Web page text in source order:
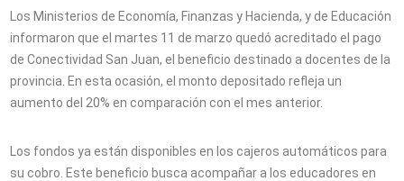
Los Ministerios de Economía, Finanzas y Hacienda, y de Educación
informaron que el martes 11 de marzo quedó acreditado el pago
de Conectividad San Juan, el beneficio destinado a docentes de la
provincia. En esta ocasión, el monto depositado refleja un
aumento del 20% en comparación con el mes anterior.
Los fondos ya están disponibles en los cajeros automáticos para
su cobro. Este beneficio busca acompañar a los educadores en